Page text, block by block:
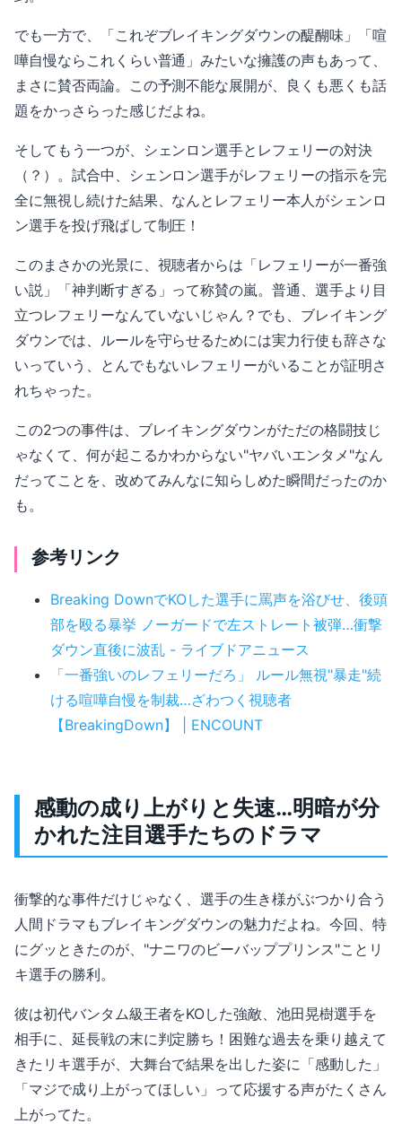
でも一方で、「これぞブレイキングダウンの醍醐味」「喧
嘩自慢ならこれくらい普通」みたいな擁護の声もあって、
まさに賛否両論。この予測不能な展開が、良くも悪くも話
題をかっさらった感じだよね。
そしてもう一つが、シェンロン選手とレフェリーの対決
（？）。試合中、シェンロン選手がレフェリーの指示を完
全に無視し続けた結果、なんとレフェリー本人がシェンロ
ン選手を投げ飛ばして制圧！
このまさかの光景に、視聴者からは「レフェリーが一番強
い説」「神判断すぎる」って称賛の嵐。普通、選手より目
立つレフェリーなんていないじゃん？でも、ブレイキング
ダウンでは、ルールを守らせるためには実力行使も辞さな
いっていう、とんでもないレフェリーがいることが証明さ
れちゃった。
この2つの事件は、ブレイキングダウンがただの格闘技じ
ゃなくて、何が起こるかわからない"ヤバいエンタメ"なん
だってことを、改めてみんなに知らしめた瞬間だったのか
も。
参考リンク
Breaking DownでKOした選手に罵声を浴びせ、後頭
部を殴る暴挙 ノーガードで左ストレート被弾…衝撃
ダウン直後に波乱 - ライブドアニュース
「一番強いのレフェリーだろ」 ルール無視"暴走"続
ける喧嘩自慢を制裁…ざわつく視聴者
【BreakingDown】 | ENCOUNT
感動の成り上がりと失速…明暗が分
かれた注目選手たちのドラマ
衝撃的な事件だけじゃなく、選手の生き様がぶつかり合う
人間ドラマもブレイキングダウンの魅力だよね。今回、特
にグッときたのが、"ナニワのビーバッププリンス"ことリ
キ選手の勝利。
彼は初代バンタム級王者をKOした強敵、池田晃樹選手を
相手に、延長戦の末に判定勝ち！困難な過去を乗り越えて
きたリキ選手が、大舞台で結果を出した姿に「感動した」
「マジで成り上がってほしい」って応援する声がたくさん
上がってた。